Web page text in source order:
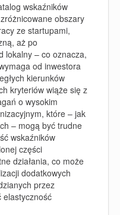
wskaźników
obszary
ze startupami,
aż po
lokalny – co oznacza,
od inwestora
kierunków
kryteriów wiąże się z
o wysokim
które – jak
– mogą być trudne
wskaźników
części
działania, co może
dodatkowych
przez
elastyczność